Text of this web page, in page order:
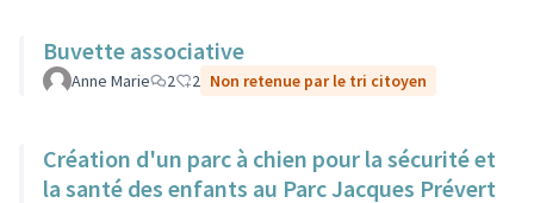
Buvette associative
Anne Marie 2 2 Non retenue par le tri citoyen
Création d'un parc à chien pour la sécurité et
la santé des enfants au Parc Jacques Prévert